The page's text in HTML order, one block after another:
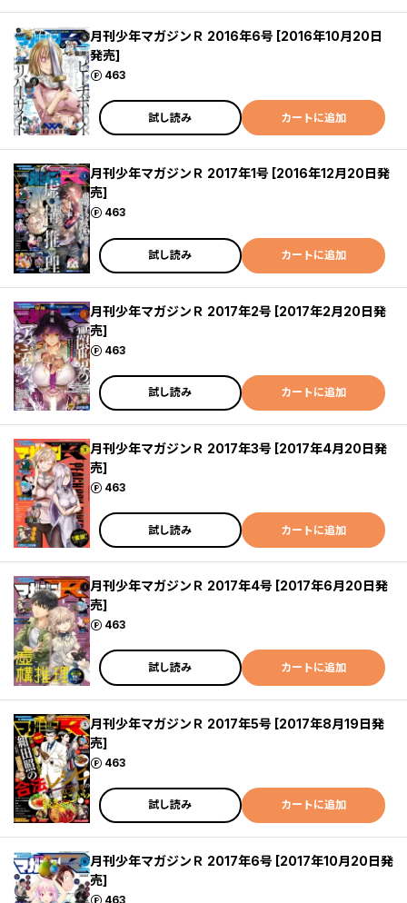
月刊少年マガジンＲ 2016年6号 [2016年10月20日
発売]
463
ポイント
試し読み カートに追加
月刊少年マガジンＲ 2017年1号 [2016年12月20日発
売]
463
ポイント
試し読み カートに追加
月刊少年マガジンＲ 2017年2号 [2017年2月20日発
売]
463
ポイント
試し読み カートに追加
月刊少年マガジンＲ 2017年3号 [2017年4月20日発
売]
463
ポイント
試し読み カートに追加
月刊少年マガジンＲ 2017年4号 [2017年6月20日発
売]
463
ポイント
試し読み カートに追加
月刊少年マガジンＲ 2017年5号 [2017年8月19日発
売]
463
ポイント
試し読み カートに追加
月刊少年マガジンＲ 2017年6号 [2017年10月20日発
売]
463
ポイント